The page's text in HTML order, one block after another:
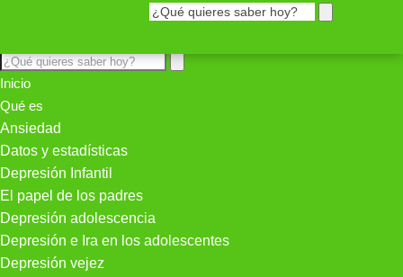
Inicio
Qué es
Ansiedad
Datos y estadísticas
Depresión Infantil
El papel de los padres
Depresión adolescencia
Depresión e Ira en los adolescentes
Depresión vejez